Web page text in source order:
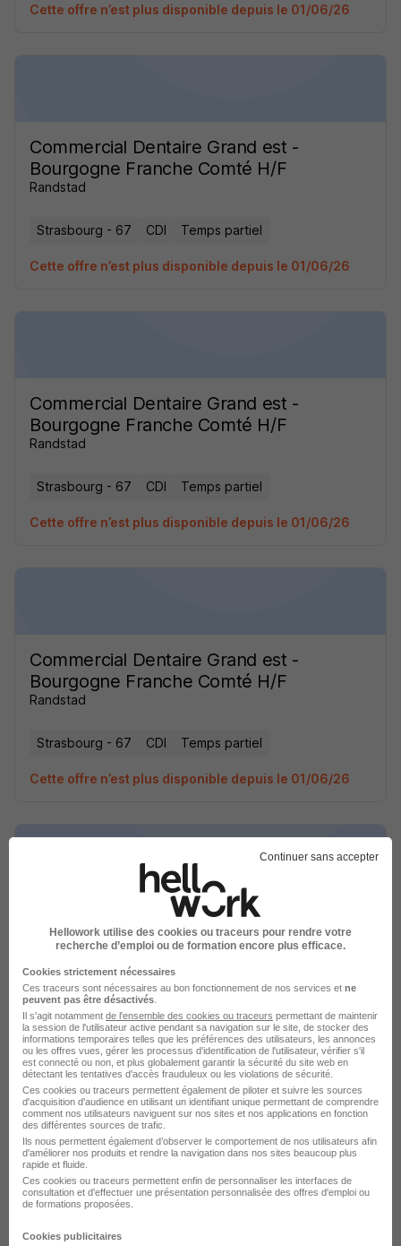
Cette offre n’est plus disponible depuis le 01/06/26
Commercial Dentaire Grand est -
Bourgogne Franche Comté H/F
Randstad
Strasbourg - 67 CDI Temps partiel
Cette offre n’est plus disponible depuis le 01/06/26
Commercial Dentaire Grand est -
Bourgogne Franche Comté H/F
Randstad
Strasbourg - 67 CDI Temps partiel
Cette offre n’est plus disponible depuis le 01/06/26
Commercial Dentaire Grand est -
Bourgogne Franche Comté H/F
Randstad
Strasbourg - 67 CDI Temps partiel
Cette offre n’est plus disponible depuis le 01/06/26
Commercial Dentaire Grand est -
Bourgogne Franche Comté H/F
Strasbourg - 67 CDI
Cette offre n’est plus disponible depuis le 01/06/26
Délégué Commercial Assistance
Respiratoire CDI H/F
Aster Développement
Continuer sans accepter
Hellowork utilise des cookies ou traceurs pour rendre votre
recherche d’emploi ou de formation encore plus efficace.
Cookies strictement nécessaires
Ces traceurs sont nécessaires au bon fonctionnement de nos services et ne
peuvent pas être désactivés
Il s'agit notamment de l'ensemble des cookies ou traceurs permettant de maintenir
la session de l'utilisateur active pendant sa navigation sur le site, de stocker des
informations temporaires telles que les préférences des utilisateurs, les annonces
ou les offres vues, gérer les processus d'identification de l'utilisateur, vérifier s'il
est connecté ou non, et plus globalement garantir la sécurité du site web en
détectant les tentatives d'accès frauduleux ou les violations de sécurité.
Ces cookies ou traceurs permettent également de piloter et suivre les sources
d'acquisition d'audience en utilisant un identifiant unique permettant de comprendre
comment nos utilisateurs naviguent sur nos sites et nos applications en fonction
des différentes sources de trafic.
Ils nous permettent également d’observer le comportement de nos utilisateurs afin
d'améliorer nos produits et rendre la navigation dans nos sites beaucoup plus
rapide et fluide.
Ces cookies ou traceurs permettent enfin de personnaliser les interfaces de
consultation et d'effectuer une présentation personnalisée des offres d'emploi ou
de formations proposées.
Cookies publicitaires